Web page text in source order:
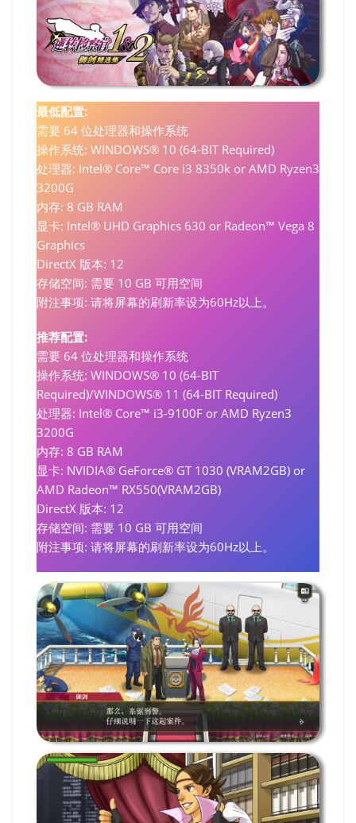
最低配置:
需要 64 位处理器和操作系统
操作系统: WINDOWS® 10 (64-BIT Required)
处理器: Intel® Core™ Core i3 8350k or AMD Ryzen3
3200G
内存: 8 GB RAM
显卡: Intel® UHD Graphics 630 or Radeon™ Vega 8
Graphics
DirectX 版本: 12
存储空间: 需要 10 GB 可用空间
附注事项: 请将屏幕的刷新率设为60Hz以上。
推荐配置:
需要 64 位处理器和操作系统
操作系统: WINDOWS® 10 (64-BIT
Required)/WINDOWS® 11 (64-BIT Required)
处理器: Intel® Core™ i3-9100F or AMD Ryzen3
3200G
内存: 8 GB RAM
显卡: NVIDIA® GeForce® GT 1030 (VRAM2GB) or
AMD Radeon™ RX550(VRAM2GB)
DirectX 版本: 12
存储空间: 需要 10 GB 可用空间
附注事项: 请将屏幕的刷新率设为60Hz以上。